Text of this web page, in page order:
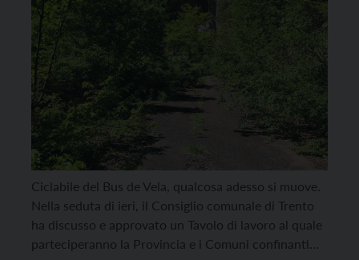
Ciclabile del Bus de Vela, qualcosa adesso si muove.
Nella seduta di ieri, il Consiglio comunale di Trento
ha discusso e approvato un Tavolo di lavoro al quale
parteciperanno la Provincia e i Comuni confinanti